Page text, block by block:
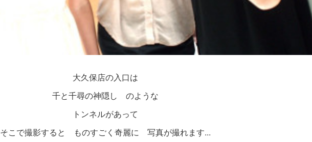
大久保店の入口は
千と千尋の神隠し のような
トンネルがあって
そこで撮影すると ものすごく奇麗に 写真が撮れます...